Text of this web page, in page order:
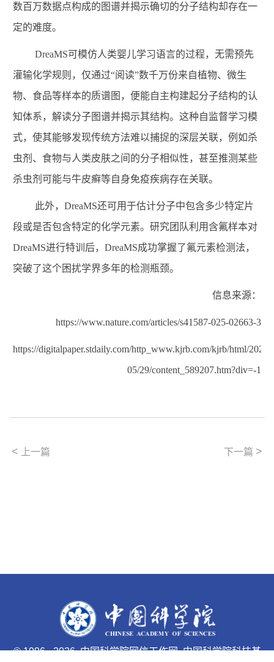
数百万数据点构成的图谱并揭示确切的分子结构却存在一
定的难度。
DreaMS可模仿人类婴儿学习语言的过程，无需预先
灌输化学规则，仅通过“阅读”数千万份来自植物、微生
物、食品等样本的质谱图，便能自主构建起分子结构的认
知体系，解读分子图谱并揭示其结构。这种自监督学习模
式，使其能够发现传统方法难以捕捉的深层关联，例如杀
虫剂、食物与人类皮肤之间的分子相似性，甚至推测某些
杀虫剂可能与牛皮癣等自身免疫疾病存在关联。
此外， DreaMS还可用于估计分子中包含多少特定片
段或是否包含特定的化学元素。研究团队利用含氟样本对
DreaMS进行特训后， DreaMS成功掌握了氟元素检测法，
突破了这个困扰学界多年的检测瓶颈。
信息来源：
https://www.nature.com/articles/s41587-025-02663-3
https://digitalpaper.stdaily.com/http_www.kjrb.com/kjrb/html/2025-
05/29/content_589207.htm?div=-1
< 上一篇 下一篇 >
© 1996 -2026 中国科学院网信工作网 中国科学院科技基